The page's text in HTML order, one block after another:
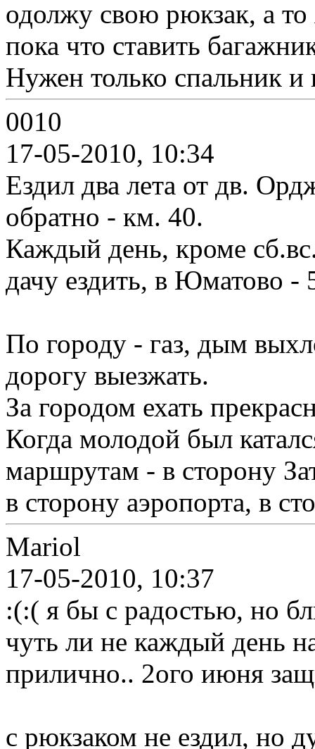
одолжу свою рюкзак, а
пока что ставить
Нужен только спальник и
0010
17-05-2010, 10:34
Ездил два лета от дв.
обратно - км. 40.
Каждый день, кроме
дачу ездить, в Юматово -
По городу - газ, дым
дорогу выезжать.
За городом ехать
Когда молодой был
маршрутам - в сторону
в сторону аэропорта, в
Mariol
17-05-2010, 10:37
:(:( я бы с радостью, но
чуть ли не каждый день
прилично.. 2ого июня
с рюкзаком не ездил, но